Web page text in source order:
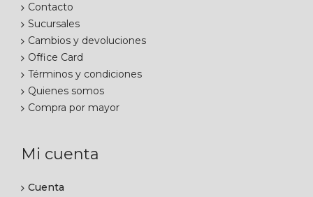
Contacto
Sucursales
Cambios y devoluciones
Office Card
Términos y condiciones
Quienes somos
Compra por mayor
Mi cuenta
Cuenta